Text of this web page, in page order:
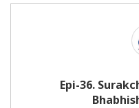
Epi-36.